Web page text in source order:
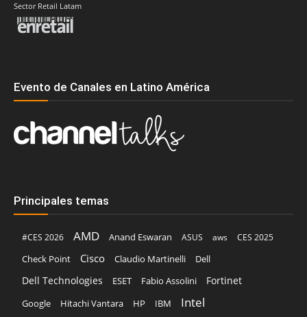
Sector Retail Latam
Evento de Canales en Latino América
Principales temas
#CES 2026 AMD Anand Eswaran ASUS aws
CES 2025
Check Point
Cisco Claudio Martinelli Dell
Dell Technologies ESET Fabio Assolini Fortinet
Google Hitachi Vantara HP IBM Intel